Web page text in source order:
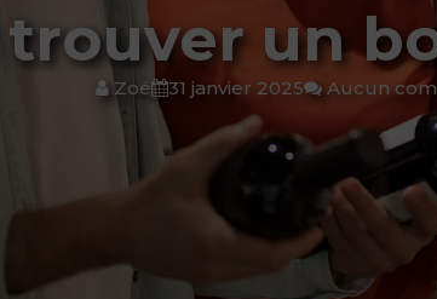
un
Zoé 31 janvier 2025 Aucun